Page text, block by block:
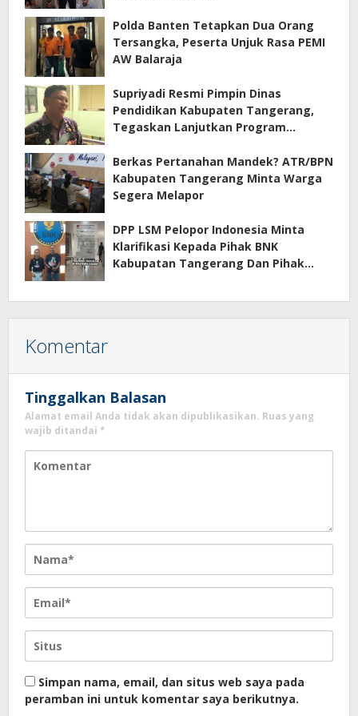
Polda Banten Tetapkan Dua Orang
Tersangka, Peserta Unjuk Rasa PEMI
AW Balaraja
Supriyadi Resmi Pimpin Dinas
Pendidikan Kabupaten Tangerang,
Tegaskan Lanjutkan Program
Berkas Pertanahan Mandek? ATR/BPN
Kabupaten Tangerang Minta Warga
Segera Melapor
DPP LSM Pelopor Indonesia Minta
Klarifikasi Kepada Pihak BNK
Kabupatan Tangerang Dan Pihak
Komentar
Tinggalkan Balasan
Alamat email Anda tidak akan dipublikasikan. Ruas yang
wajib ditandai *
Simpan nama, email, dan situs web saya pada
peramban ini untuk komentar saya berikutnya.